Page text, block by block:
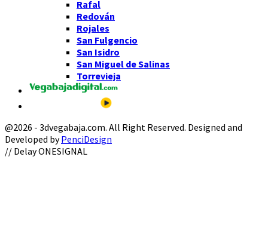
Rafal
Redován
Rojales
San Fulgencio
San Isidro
San Miguel de Salinas
Torrevieja
@2026 - 3dvegabaja.com. All Right Reserved. Designed and
Developed byPenciDesign
Facebook
Twitter
Instagram
Youtube
Email
// Delay ONESIGNAL